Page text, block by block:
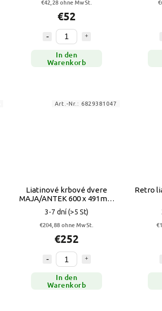
€42,28 ohne MwSt.
€52
In den
Warenkorb
Liatinové krbové dvere
MAJA/ANTEK 600 x 491mm
so zásuvkou na popolník
3-7 dní(>5 St)
€204,88 ohne MwSt.
€252
In den
Warenkorb
Art.-Nr.: 6829381047
Retro